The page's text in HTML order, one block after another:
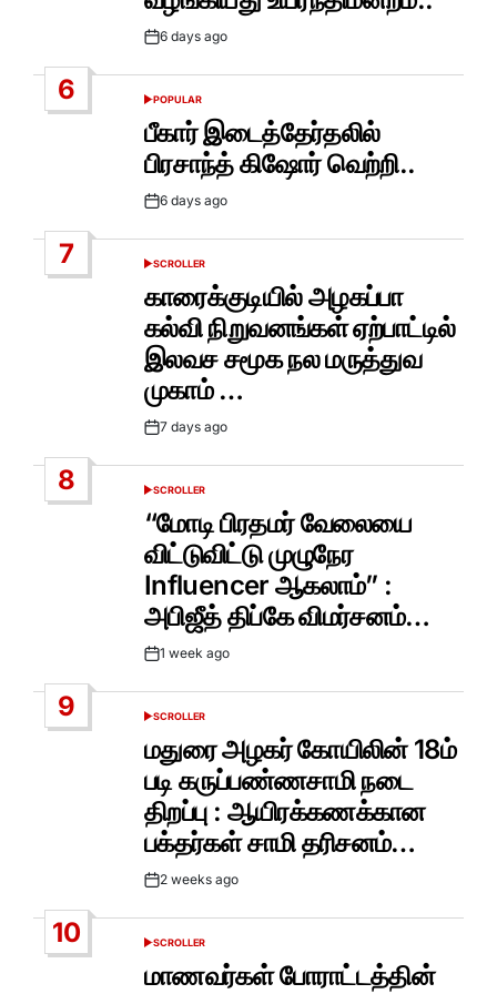
Post6 days ago
6
POSTED
IN
POPULAR
பீகார் இடைத்தேர்தலில்
பிரசாந்த் கிஷோர் வெற்றி..
Post6 days ago
7
POSTED
SCROLLER
காரைக்குடியில் அழகப்பா
கல்வி நிறுவனங்கள் ஏற்பாட்டில்
இலவச சமூக நல மருத்துவ
முகாம் …
Post7 days ago
8
POSTED
IN
SCROLLER
“மோடி பிரதமர் வேலையை
விட்டுவிட்டு முழுநேர
Influencer ஆகலாம்” :
அபிஜீத் திப்கே விமர்சனம்…
Post1 week ago
9
POSTED
SCROLLER
மதுரை அழகர் கோயிலின் 18ம்
படி கருப்பண்ணசாமி நடை
திறப்பு : ஆயிரக்கணக்கான
பக்தர்கள் சாமி தரிசனம்…
Post2 weeks ago
10
POSTED
SCROLLER
மாணவர்கள் போராட்டத்தின்